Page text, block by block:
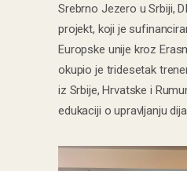
Srebrno Jezero u Srbiji,
projekt, koji je
Europske unije kroz
okupio je tridesetak
iz Srbije, Hrvatske i
edukaciji o upravljanju